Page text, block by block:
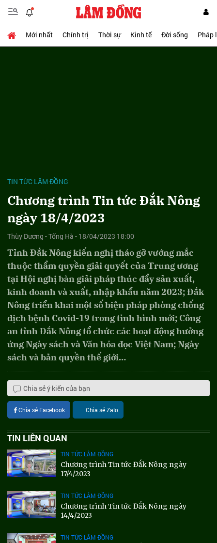
Mới nhất Chính trị Thời sự Kinh tế Đời sống Pháp
TIN TỨC LÂM ĐỒNG
Chương trình Tin tức Đắk Nông
ngày 18/4/2023
Thùy Dương - Tống Hà - 18/04/2023 18:00
Tỉnh Đắk Nông kiến nghị tháo gỡ vướng mắc
thuộc thẩm quyền giải quyết của Trung ương
tại Hội nghị bàn giải pháp thúc đẩy sản xuất,
kinh doanh và xuất, nhập khẩu năm 2023; Đắk
Nông triển khai một số biện pháp phòng chống
dịch bệnh Covid-19 trong tình hình mới; Công
an tỉnh Đắk Nông tổ chức các hoạt động hưởng
ứng Ngày sách và Văn hóa đọc Việt Nam; Ngày
sách và bản quyền thế giới…
Chia sẻ ý kiến của bạn
Chia sẻ Facebook Chia sẻ Zalo
TIN LIÊN QUAN
TIN TỨC LÂM ĐỒNG
Chương trình Tin tức Đắk Nông ngày
17/4/2023
TIN TỨC LÂM ĐỒNG
Chương trình Tin tức Đắk Nông ngày
14/4/2023
TIN TỨC LÂM ĐỒNG